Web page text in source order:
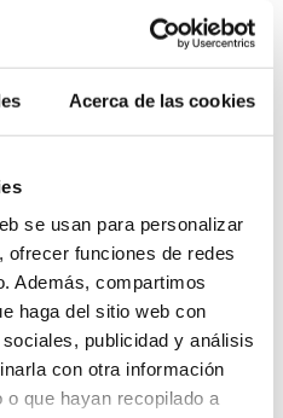
Acerca de las cookies
se usan para personalizar
funciones de redes
Además, compartimos
haga del sitio web con
publicidad y análisis
con otra información
que hayan recopilado a